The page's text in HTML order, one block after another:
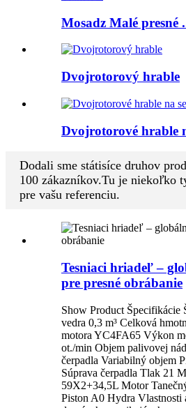
Mosadz Malé presné
Dvojrotorový hrable
Dvojrotorové hrable
Dodali sme státisíce druhov
100 zákazníkov.Tu je niekoľko
pre vašu referenciu.
Tesniaci hriadeľ –
pre presné obrábanie
Show Product Špecifikácie
vedra 0,3 m³ Celková
motora YC4FA65 Výkon
ot./min Objem palivovej
čerpadla Variabilný objem
Súprava čerpadla Tlak 21
59X2+34,5L Motor
Piston A0 Hydra Vlastnosti